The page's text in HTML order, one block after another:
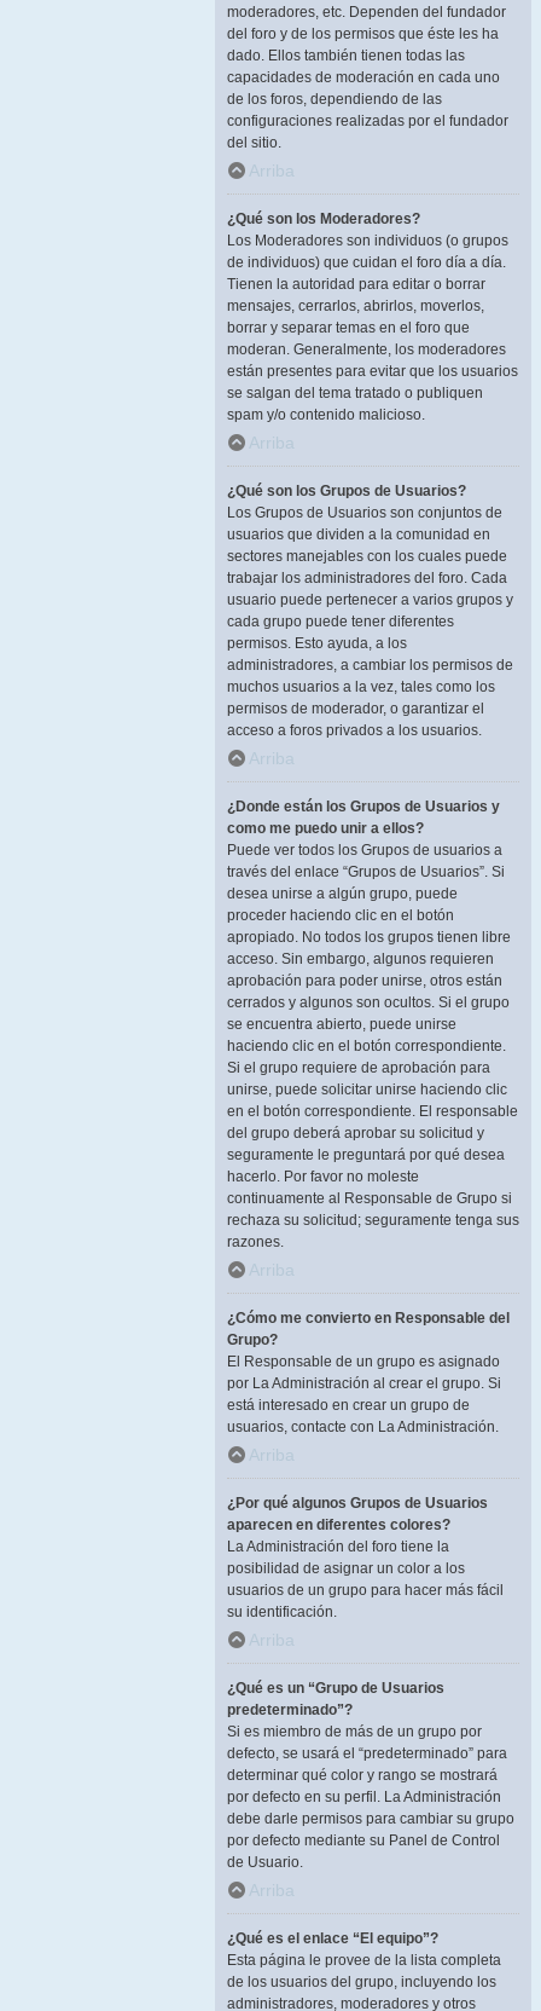
moderadores, etc. Dependen del fundador
del foro y de los permisos que éste les ha
dado. Ellos también tienen todas las
capacidades de moderación en cada uno
de los foros, dependiendo de las
configuraciones realizadas por el fundador
del sitio.
Arriba
¿Qué son los Moderadores?
Los Moderadores son individuos (o grupos
de individuos) que cuidan el foro día a día.
Tienen la autoridad para editar o borrar
mensajes, cerrarlos, abrirlos, moverlos,
borrar y separar temas en el foro que
moderan. Generalmente, los moderadores
están presentes para evitar que los usuarios
se salgan del tema tratado o publiquen
spam y/o contenido malicioso.
Arriba
¿Qué son los Grupos de Usuarios?
Los Grupos de Usuarios son conjuntos de
usuarios que dividen a la comunidad en
sectores manejables con los cuales puede
trabajar los administradores del foro. Cada
usuario puede pertenecer a varios grupos y
cada grupo puede tener diferentes
permisos. Esto ayuda, a los
administradores, a cambiar los permisos de
muchos usuarios a la vez, tales como los
permisos de moderador, o garantizar el
acceso a foros privados a los usuarios.
Arriba
¿Donde están los Grupos de Usuarios y
como me puedo unir a ellos?
Puede ver todos los Grupos de usuarios a
través del enlace “Grupos de Usuarios”. Si
desea unirse a algún grupo, puede
proceder haciendo clic en el botón
apropiado. No todos los grupos tienen libre
acceso. Sin embargo, algunos requieren
aprobación para poder unirse, otros están
cerrados y algunos son ocultos. Si el grupo
se encuentra abierto, puede unirse
haciendo clic en el botón correspondiente.
Si el grupo requiere de aprobación para
unirse, puede solicitar unirse haciendo clic
en el botón correspondiente. El responsable
del grupo deberá aprobar su solicitud y
seguramente le preguntará por qué desea
hacerlo. Por favor no moleste
continuamente al Responsable de Grupo si
rechaza su solicitud; seguramente tenga sus
razones.
Arriba
¿Cómo me convierto en Responsable del
Grupo?
El Responsable de un grupo es asignado
por La Administración al crear el grupo. Si
está interesado en crear un grupo de
usuarios, contacte con La Administración.
Arriba
¿Por qué algunos Grupos de Usuarios
aparecen en diferentes colores?
La Administración del foro tiene la
posibilidad de asignar un color a los
usuarios de un grupo para hacer más fácil
su identificación.
Arriba
¿Qué es un “Grupo de Usuarios
predeterminado”?
Si es miembro de más de un grupo por
defecto, se usará el “predeterminado” para
determinar qué color y rango se mostrará
por defecto en su perfil. La Administración
debe darle permisos para cambiar su grupo
por defecto mediante su Panel de Control
de Usuario.
Arriba
¿Qué es el enlace “El equipo”?
Esta página le provee de la lista completa
de los usuarios del grupo, incluyendo los
administradores, moderadores y otros